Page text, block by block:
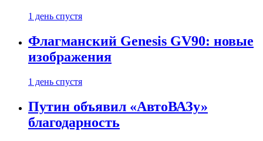
1 день спустя
Флагманский Genesis GV90: новые
изображения
1 день спустя
Путин объявил «АвтоВАЗу»
благодарность